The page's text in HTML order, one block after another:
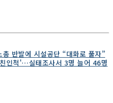
반발에 시설공단 “대화로 풀자”
인척'…실태조사서 3명 늘어 46명